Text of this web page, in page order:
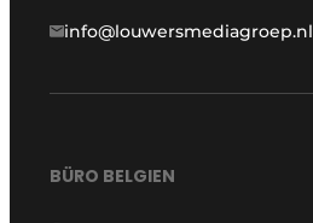
info@louwersmediagroep.nl
BÜRO BELGIEN